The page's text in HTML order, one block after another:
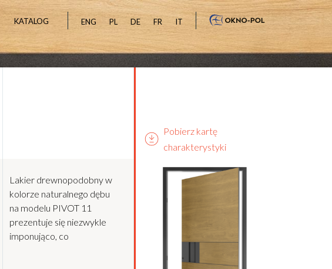
KATALOG ENG PL DE FR IT
Lakier drewnopodobny w
kolorze naturalnego dębu
na modelu PIVOT 11
prezentuje się niezwykle
imponująco, co
Pobierz kartę
charakterystyki